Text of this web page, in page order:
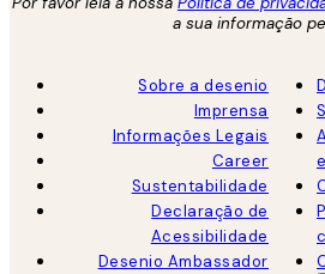
a sua informação
Sobre a desenio
Imprensa
Informações Legais
Career
Sustentabilidade
Declaração de
Acessibilidade
Desenio Ambassador